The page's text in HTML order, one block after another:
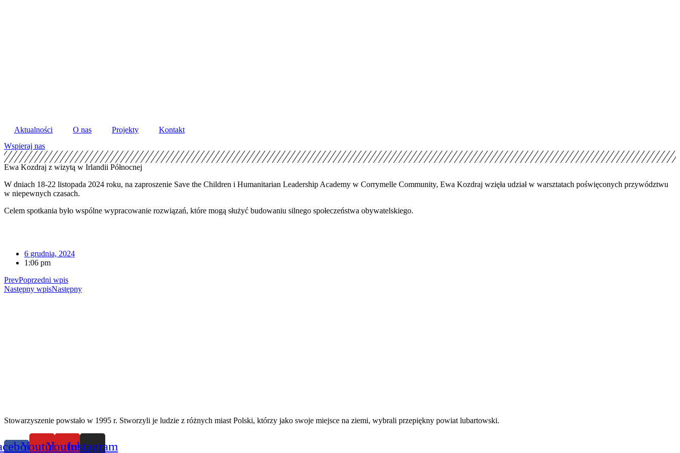
Aktualności O nas Projekty
Kontakt
Wspieraj nas
Ewa Kozdraj z wizytą w Irlandii Północnej
W dniach 18-22 listopada 2024 roku, na zaproszenie Save the Children i Humanitarian Leadership Academy w Corrymelle Community, Ewa Kozdraj wzięła udział w warsztatach poświęconych przywództwu
w niepewnych czasach.
Celem spotkania było wspólne wypracowanie rozwiązań, które mogą służyć budowaniu silnego społeczeństwa obywatelskiego.
6 grudnia, 2024
1:06 pm
PrevPoprzedni wpis
Następny wpisNastępny
Stowarzyszenie powstało w 1995 r. Stworzyli je ludzie z różnych miast Polski, którzy jako swoje miejsce na ziemi, wybrali przepiękny powiat lubartowski.
YoutubeYoutubeInstagram